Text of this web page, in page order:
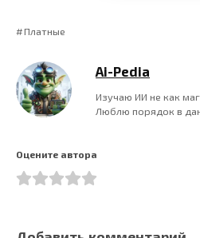
Платные
Ai-Pedia
Изучаю ИИ не как
Люблю порядок в
Оцените автора